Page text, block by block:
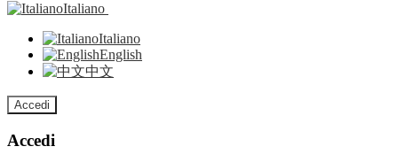
Italiano
Italiano
English
中文
Accedi
Accedi